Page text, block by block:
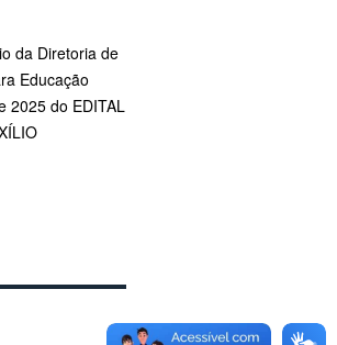
da Diretoria de
Educação
2025 do EDITAL